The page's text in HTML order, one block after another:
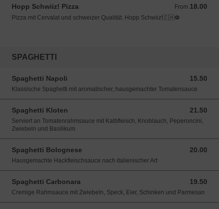
Hopp Schwiiz! Pizza From 18.00
From 18.00 CHF
Pizza mit Cervalat und schweizer Qualität. Hopp Schwiiz!🇨🇭⚽️
SPAGHETTI
Spaghetti Napoli 15.50
15.50 CHF
Klassische Spaghetti mit aromatischer, hausgemachter Tomatensauce
Spaghetti Kloten 21.50
21.50 CHF
Serviert an Tomatenrahmsauce mit Kalbfleisch, Knoblauch, Peperoncini,
Zwiebeln und Basilikum
Spaghetti Bolognese 20.00
20.00 CHF
Hausgemachte Hackfleischsauce nach italienischer Art
Spaghetti Carbonara 19.50
19.50 CHF
Cremige Rahmsauce mit Zwiebeln, Speck, Eier, Schinken und Parmesan